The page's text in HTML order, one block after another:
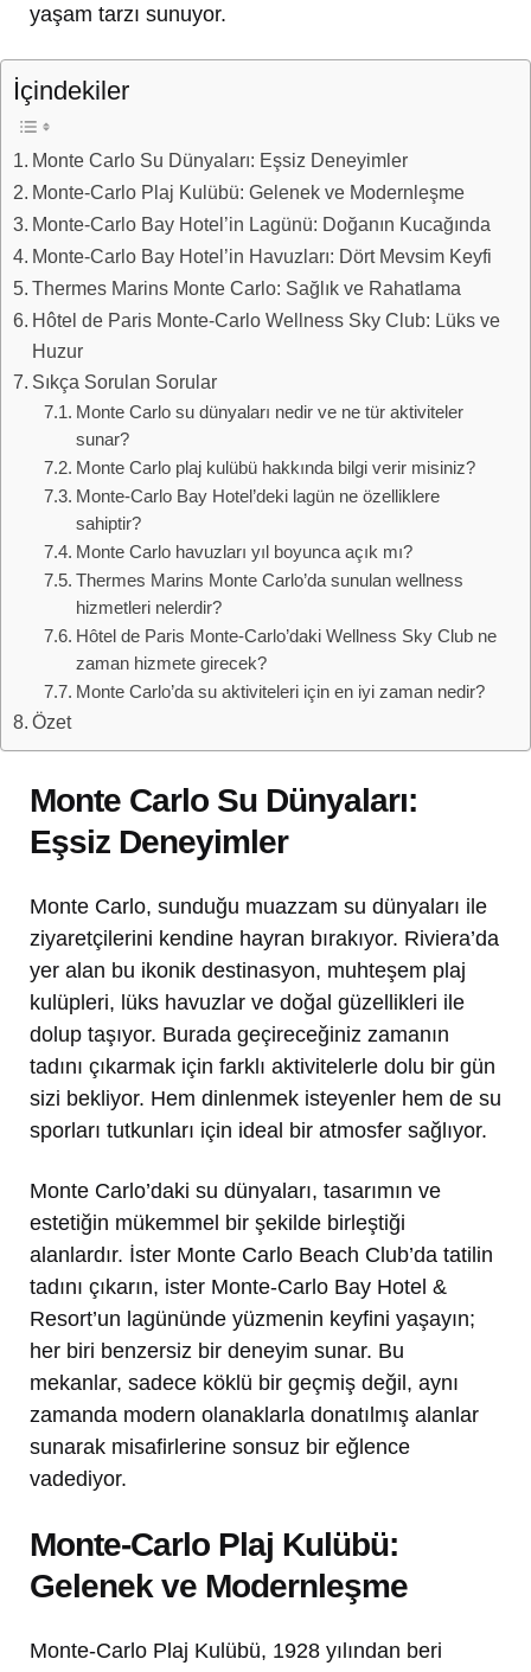
yaşam tarzı sunuyor.
İçindekiler
Monte Carlo Su Dünyaları: Eşsiz Deneyimler
Monte-Carlo Plaj Kulübü: Gelenek ve Modernleşme
Monte-Carlo Bay Hotel’in Lagünü: Doğanın Kucağında
Monte-Carlo Bay Hotel’in Havuzları: Dört Mevsim Keyfi
Thermes Marins Monte Carlo: Sağlık ve Rahatlama
Hôtel de Paris Monte-Carlo Wellness Sky Club: Lüks ve
Huzur
Sıkça Sorulan Sorular
Monte Carlo su dünyaları nedir ve ne tür aktiviteler
sunar?
Monte Carlo plaj kulübü hakkında bilgi verir misiniz?
Monte-Carlo Bay Hotel’deki lagün ne özelliklere
sahiptir?
Monte Carlo havuzları yıl boyunca açık mı?
Thermes Marins Monte Carlo’da sunulan wellness
hizmetleri nelerdir?
Hôtel de Paris Monte-Carlo’daki Wellness Sky Club ne
zaman hizmete girecek?
Monte Carlo’da su aktiviteleri için en iyi zaman nedir?
Özet
Monte Carlo Su Dünyaları:
Eşsiz Deneyimler
Monte Carlo, sunduğu muazzam su dünyaları ile
ziyaretçilerini kendine hayran bırakıyor. Riviera’da
yer alan bu ikonik destinasyon, muhteşem plaj
kulüpleri, lüks havuzlar ve doğal güzellikleri ile
dolup taşıyor. Burada geçireceğiniz zamanın
tadını çıkarmak için farklı aktivitelerle dolu bir gün
sizi bekliyor. Hem dinlenmek isteyenler hem de su
sporları tutkunları için ideal bir atmosfer sağlıyor.
Monte Carlo’daki su dünyaları, tasarımın ve
estetiğin mükemmel bir şekilde birleştiği
alanlardır. İster Monte Carlo Beach Club’da tatilin
tadını çıkarın, ister Monte-Carlo Bay Hotel &
Resort’un lagününde yüzmenin keyfini yaşayın;
her biri benzersiz bir deneyim sunar. Bu
mekanlar, sadece köklü bir geçmiş değil, aynı
zamanda modern olanaklarla donatılmış alanlar
sunarak misafirlerine sonsuz bir eğlence
vadediyor.
Monte-Carlo Plaj Kulübü:
Gelenek ve Modernleşme
Monte-Carlo Plaj Kulübü, 1928 yılından beri